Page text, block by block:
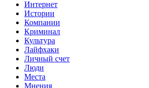
Интернет
Истории
Компании
Криминал
Культура
Лайфхаки
Личный счет
Люди
Места
Мнения